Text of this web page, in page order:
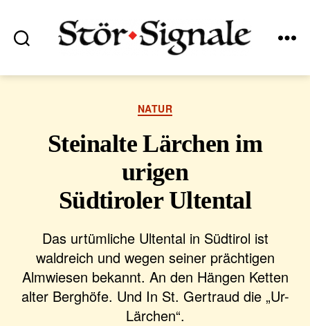
Kategorien
NATUR
Steinalte Lärchen im
urigen
Südtiroler Ultental
Das urtümliche Ultental in Südtirol ist
waldreich und wegen seiner prächtigen
Almwiesen bekannt. An den Hängen Ketten
alter Berghöfe. Und In St. Gertraud die „Ur-
Lärchen“.